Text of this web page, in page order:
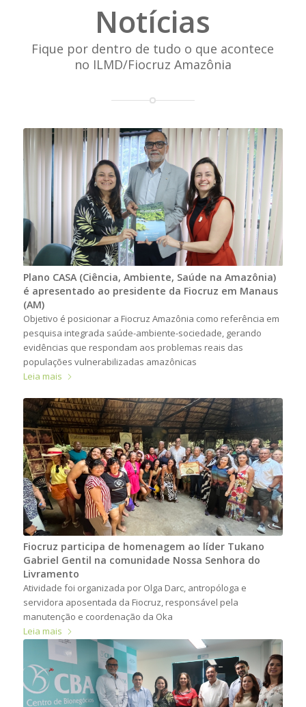
Notícias
Fique por dentro de tudo o que acontece
no ILMD/Fiocruz Amazônia
Plano CASA (Ciência, Ambiente, Saúde na Amazônia)
é apresentado ao presidente da Fiocruz em Manaus
(AM)
Objetivo é posicionar a Fiocruz Amazônia como referência em
pesquisa integrada saúde-ambiente-sociedade, gerando
evidências que respondam aos problemas reais das
populações vulnerabilizadas amazônicas
Leia mais
Fiocruz participa de homenagem ao líder Tukano
Gabriel Gentil na comunidade Nossa Senhora do
Livramento
Atividade foi organizada por Olga Darc, antropóloga e
servidora aposentada da Fiocruz, responsável pela
manutenção e coordenação da Oka
Leia mais